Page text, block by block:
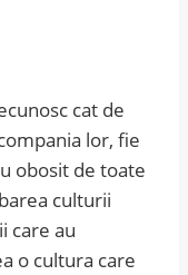
cat de
lor, fie
obosit de toate
culturii
care au
o cultura care